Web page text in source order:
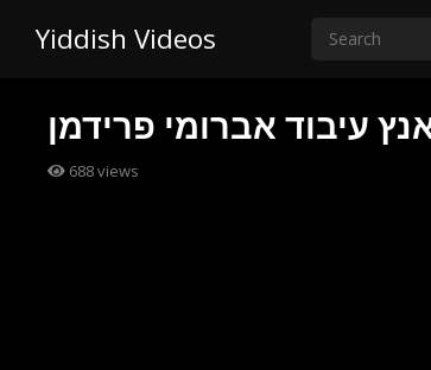
Yiddish Videos
עיבוד אברומי פרידמן
688views